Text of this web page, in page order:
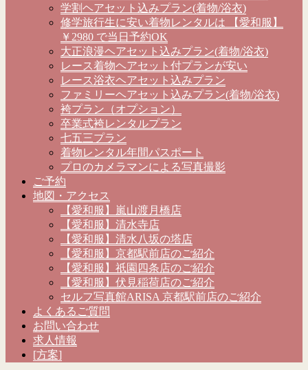
学割ヘアセット込みプラン(着物/浴衣)
修学旅行生に安い着物レンタルは 【愛和服】
￥2980 で当日予約OK
大正浪漫ヘアセット込みプラン(着物/浴衣)
レース着物ヘアセット付プランが安い
レース浴衣ヘアセット込みプラン
ファミリーヘアセット込みプラン(着物/浴衣)
袴プラン（オプション）
卒業式袴レンタルプラン
七五三プラン
着物レンタル年間パスポート
プロのカメラマンによる写真撮影
ご予約
地図・アクセス
【愛和服】嵐山渡月橋店
【愛和服】清水寺店
【愛和服】清水八坂の塔店
【愛和服】京都駅前店のご紹介
【愛和服】祇園四条店のご紹介
【愛和服】伏見稲荷店のご紹介
セルフ写真館ARISA 京都駅前店のご紹介
よくあるご質問
お問い合わせ
求人情報
[方案]